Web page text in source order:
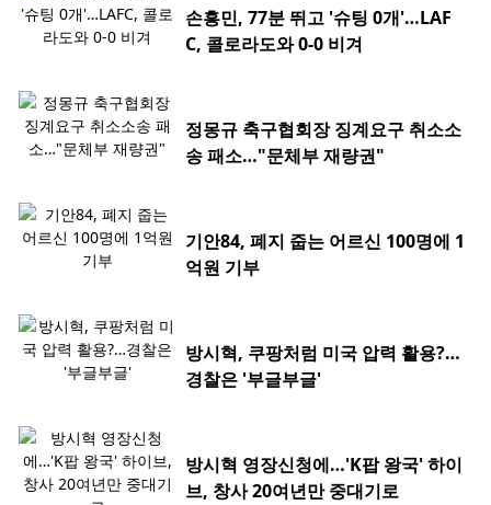
손흥민, 77분 뛰고 '슈팅 0개'…LAF
C, 콜로라도와 0-0 비겨
정몽규 축구협회장 징계요구 취소소
송 패소…"문체부 재량권"
기안84, 폐지 줍는 어르신 100명에 1
억원 기부
방시혁, 쿠팡처럼 미국 압력 활용?…
경찰은 '부글부글'
방시혁 영장신청에…'K팝 왕국' 하이
브, 창사 20여년만 중대기로